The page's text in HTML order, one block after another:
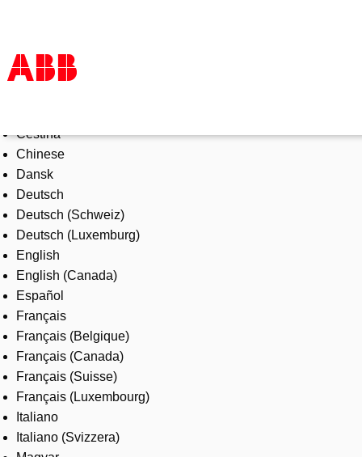
Products & Solutions
Industries
Services
About us
Where to buy
Contact us
Careers
Čeština
Chinese
Dansk
Deutsch
Deutsch (Schweiz)
Deutsch (Luxemburg)
English
English (Canada)
Español
Français
Français (Belgique)
Français (Canada)
Français (Suisse)
Français (Luxembourg)
Italiano
Italiano (Svizzera)